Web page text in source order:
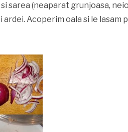
sarea (neaparat grunjoasa,
Acoperim oala si le lasam